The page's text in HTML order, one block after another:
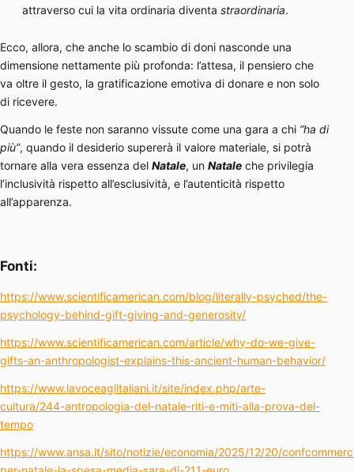
attraverso cui la vita ordinaria diventa straordinaria.
Ecco, allora, che anche lo scambio di doni nasconde una
dimensione nettamente più profonda: l’attesa, il pensiero che
va oltre il gesto, la gratificazione emotiva di donare e non solo
di ricevere.
Quando le feste non saranno vissute come una gara a chi “ha di
più”, quando il desiderio supererà il valore materiale, si potrà
tornare alla vera essenza del Natale, un Natale che privilegia
l’inclusività rispetto all’esclusività, e l’autenticità rispetto
all’apparenza.
Fonti:
https://www.scientificamerican.com/blog/literally-psyched/the-
psychology-behind-gift-giving-and-generosity/
https://www.scientificamerican.com/article/why-do-we-give-
gifts-an-anthropologist-explains-this-ancient-human-behavior/
https://www.lavoceaglitaliani.it/site/index.php/arte-
cultura/244-antropologia-del-natale-riti-e-miti-alla-prova-del-
tempo
https://www.ansa.it/sito/notizie/economia/2025/12/20/